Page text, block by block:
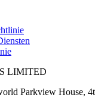
LIMITED
Parkview House,